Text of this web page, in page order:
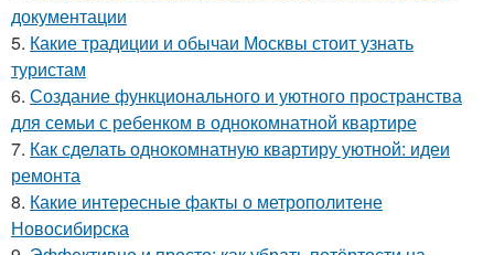
документации
5. Какие традиции и обычаи Москвы стоит узнать
туристам
6. Создание функционального и уютного пространства
для семьи с ребенком в однокомнатной квартире
7. Как сделать однокомнатную квартиру уютной: идеи
ремонта
8. Какие интересные факты о метрополитене
Новосибирска